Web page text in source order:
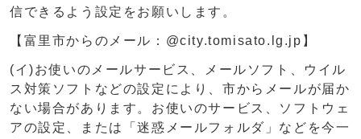
信できるよう設定をお願いします。
【富里市からのメール：@city.tomisato.lg.jp】
(イ)お使いのメールサービス、メールソフト、ウイル
ス対策ソフトなどの設定により、市からメールが届か
ない場合があります。お使いのサービス、ソフトウェ
アの設定、または「迷惑メールフォルダ」などを今一